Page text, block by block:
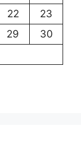
22
23
29
30